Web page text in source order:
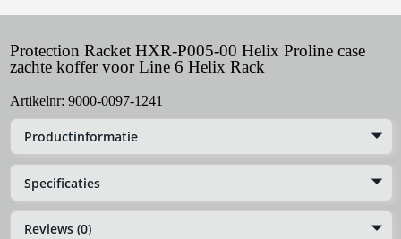
Protection Racket HXR-P005-00 Helix Proline case
zachte koffer voor Line 6 Helix Rack
Artikelnr: 9000-0097-1241
Productinformatie
Specificaties
Reviews (0)